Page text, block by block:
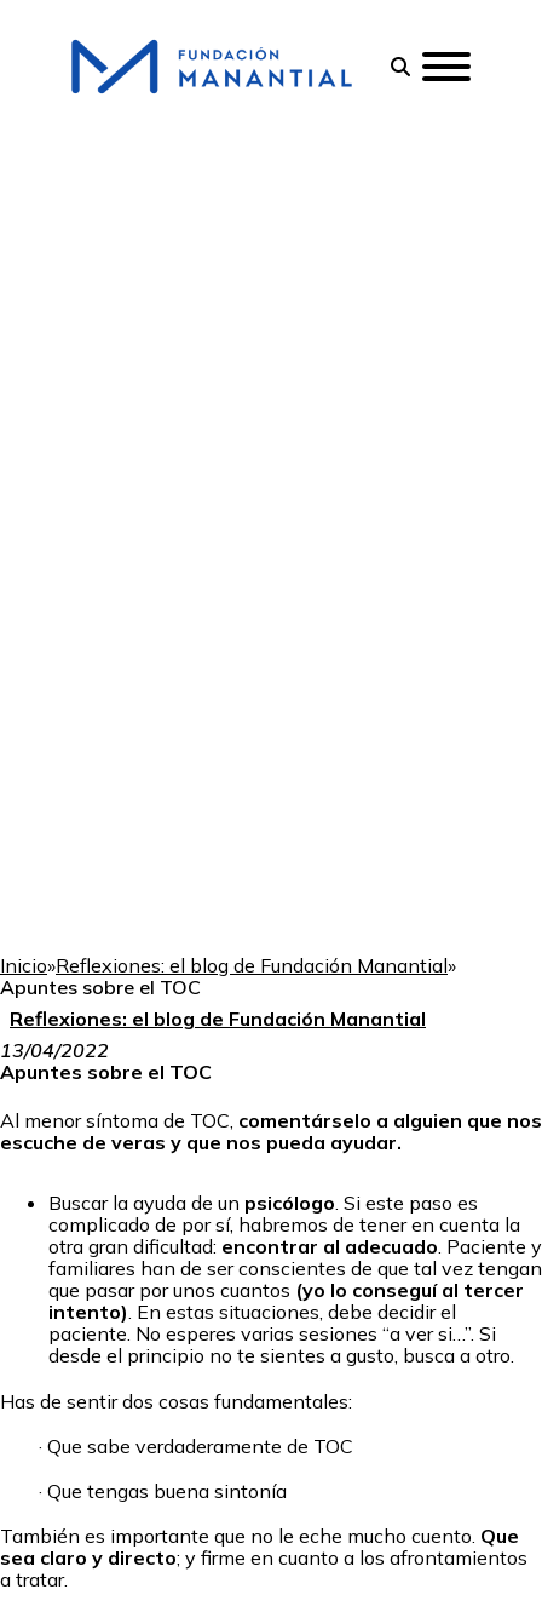
Inicio»Reflexiones: el blog de Fundación Manantial»
Apuntes sobre el TOC
Reflexiones: el blog de Fundación Manantial
13/04/2022
Apuntes sobre el TOC
Al menor síntoma de TOC, comentárselo a alguien que nos
escuche de veras y que nos pueda ayudar.
Buscar la ayuda de un psicólogo. Si este paso es
complicado de por sí, habremos de tener en cuenta la
otra gran dificultad: encontrar al adecuado. Paciente y
familiares han de ser conscientes de que tal vez tengan
que pasar por unos cuantos (yo lo conseguí al tercer
intento). En estas situaciones, debe decidir el
paciente. No esperes varias sesiones “a ver si…”. Si
desde el principio no te sientes a gusto, busca a otro.
Has de sentir dos cosas fundamentales:
· Que sabe verdaderamente de TOC
· Que tengas buena sintonía
También es importante que no le eche mucho cuento. Que
sea claro y directo; y firme en cuanto a los afrontamientos
a tratar.